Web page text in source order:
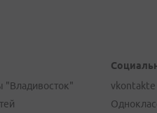
"Владивосток"
vkontakte